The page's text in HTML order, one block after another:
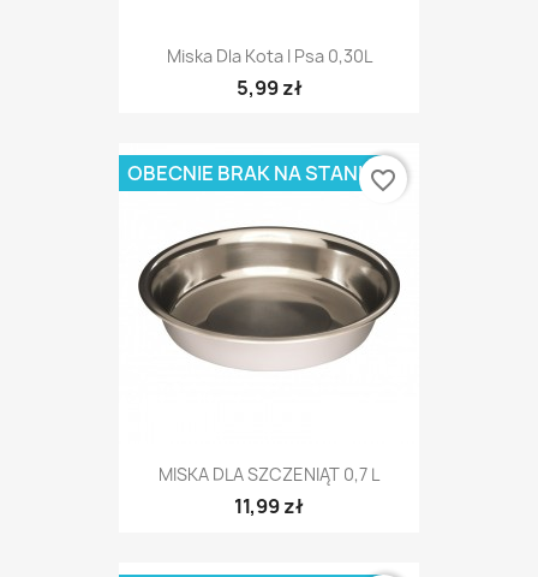
Miska Dla Kota I Psa 0,30L
5,99 zł
MISKA DLA SZCZENIĄT 0,7 L
11,99 zł
OBECNIE BRAK NA STANIEfavorite_border